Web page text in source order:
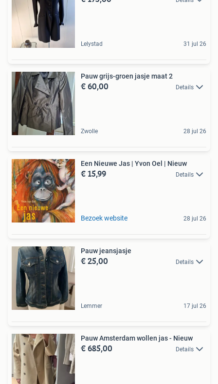
Lelystad 31 jul 26
Pauw grijs-groen jasje maat 2
€ 60,00 Details
Zwolle 28 jul 26
Een Nieuwe Jas | Yvon Oel | Nieuw
€ 15,99 Details
Bezoek website 28 jul 26
Pauw jeansjasje
€ 25,00 Details
Lemmer 17 jul 26
Pauw Amsterdam wollen jas - Nieuw
€ 685,00 Details